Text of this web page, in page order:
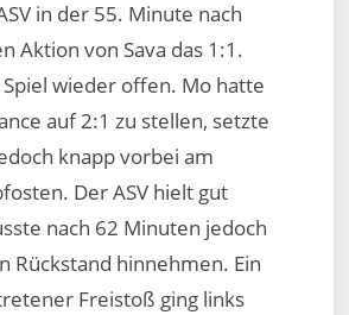
in der 55. Minute nach
Aktion von Sava das 1:1.
wieder offen. Mo hatte
auf 2:1 zu stellen, setzte
knapp vorbei am
Der ASV hielt gut
nach 62 Minuten jedoch
Rückstand hinnehmen. Ein
Freistoß ging links